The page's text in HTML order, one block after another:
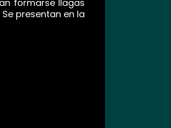
formarse llagas
presentan en la